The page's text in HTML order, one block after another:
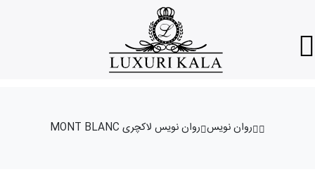
روان نویس روان نویس لاکچری MONT BLANC